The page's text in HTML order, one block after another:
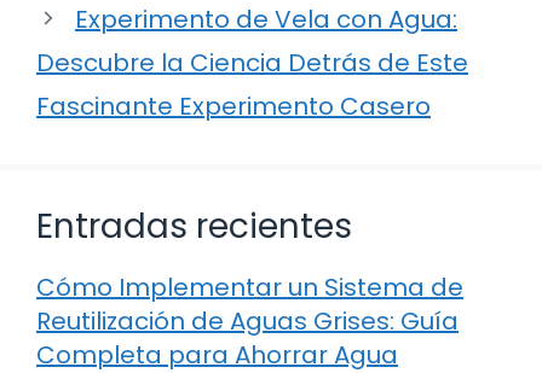
Experimento de Vela con Agua:
Descubre la Ciencia Detrás de Este
Fascinante Experimento Casero
Entradas recientes
Cómo Implementar un Sistema de
Reutilización de Aguas Grises: Guía
Completa para Ahorrar Agua